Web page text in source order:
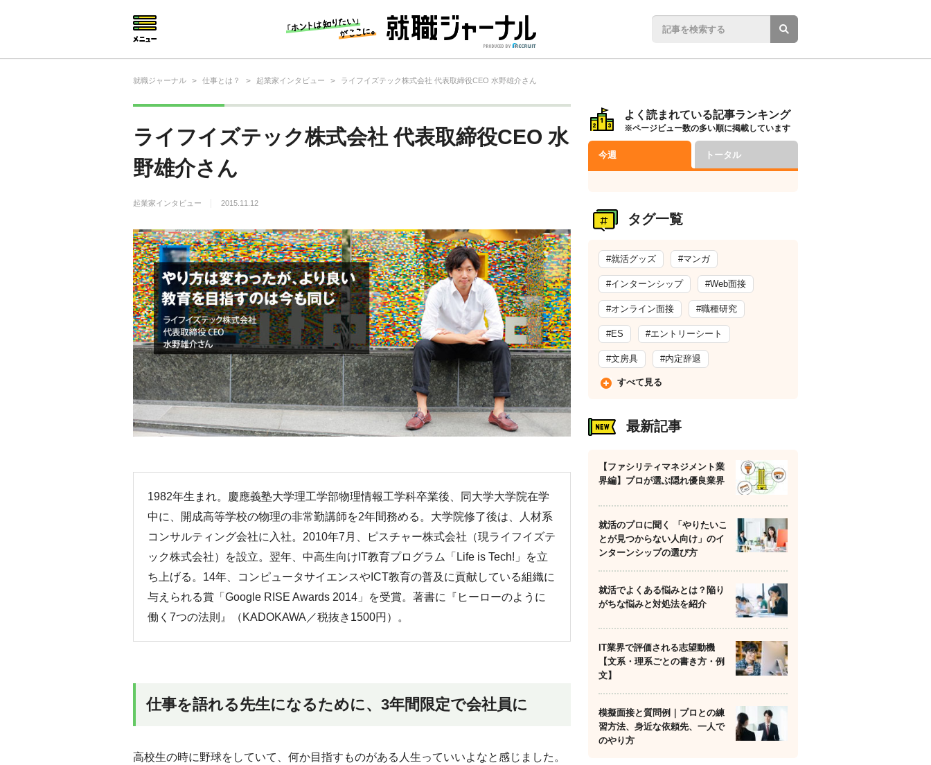
就職ジャーナル > 仕事とは？ > 起業家インタビュー > ライフイズテック株式会社 代表取締役CEO 水野雄介さん
ライフイズテック株式会社 代表取締役CEO 水
野雄介さん
起業家インタビュー 2015.11.12
1982年生まれ。慶應義塾大学理工学部物理情報工学科卒業後、同大学大学院在学
中に、開成高等学校の物理の非常勤講師を2年間務める。大学院修了後は、人材系
コンサルティング会社に入社。2010年7月、ピスチャー株式会社（現ライフイズテ
ック株式会社）を設立。翌年、中高生向けIT教育プログラム「Life is Tech!」を立
ち上げる。14年、コンピュータサイエンスやICT教育の普及に貢献している組織に
与えられる賞「Google RISE Awards 2014」を受賞。著書に『ヒーローのように
働く7つの法則』（KADOKAWA／税抜き1500円）。
仕事を語れる先生になるために、 3年間限定で会社員に
高校生の時に野球をしていて、何か目指すものがある人生っていいよなと感じました。
よく読まれている記事ランキング
※ページビュー数の多い順に掲載しています
今週 トータル
タグ一覧
#就活グッズ #マンガ
#インターンシップ #Web面接
#オンライン面接 #職種研究
#ES #エントリーシート
#文房具 #内定辞退
すべて見る
最新記事
【ファシリティマネジメント業
界編】プロが選ぶ隠れ優良業界
就活のプロに聞く 「やりたいこ
とが見つからない人向け」のイ
ンターンシップの選び方
就活でよくある悩みとは？陥り
がちな悩みと対処法を紹介
IT業界で評価される志望動機
【文系・理系ごとの書き方・例
文】
模擬面接と質問例｜プロとの練
習方法、身近な依頼先、一人で
のやり方
仕事の選び方・ヒント
仕事とは？